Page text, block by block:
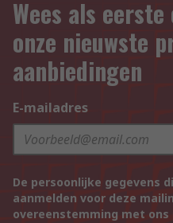
Wees als
onze nieuwste
aanbiedingen
E-mailadres
De persoonlijke gegevens
aanmelden voor deze
overeenstemming met ons